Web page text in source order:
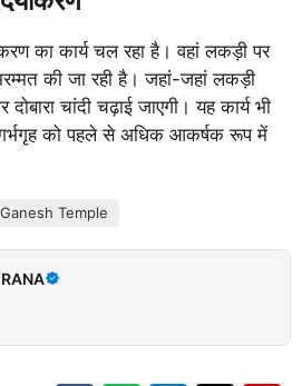
का कार्य चल रहा है। वहां लकड़ी पर
की जा रही है। जहां-जहां लकड़ी
चांदी चढ़ाई जाएगी। यह कार्य भी
को पहले से अधिक आकर्षक रूप में
Temple